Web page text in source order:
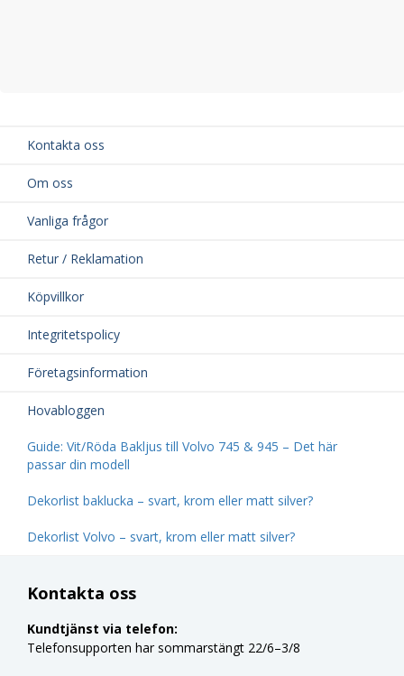
Kontakta oss
Om oss
Vanliga frågor
Retur / Reklamation
Köpvillkor
Integritetspolicy
Företagsinformation
Hovabloggen
Guide: Vit/Röda Bakljus till Volvo 745 & 945 – Det här
passar din modell
Dekorlist baklucka – svart, krom eller matt silver?
Dekorlist Volvo – svart, krom eller matt silver?
Kontakta oss
Kundtjänst via telefon:
Telefonsupporten har sommarstängt 22/6–3/8